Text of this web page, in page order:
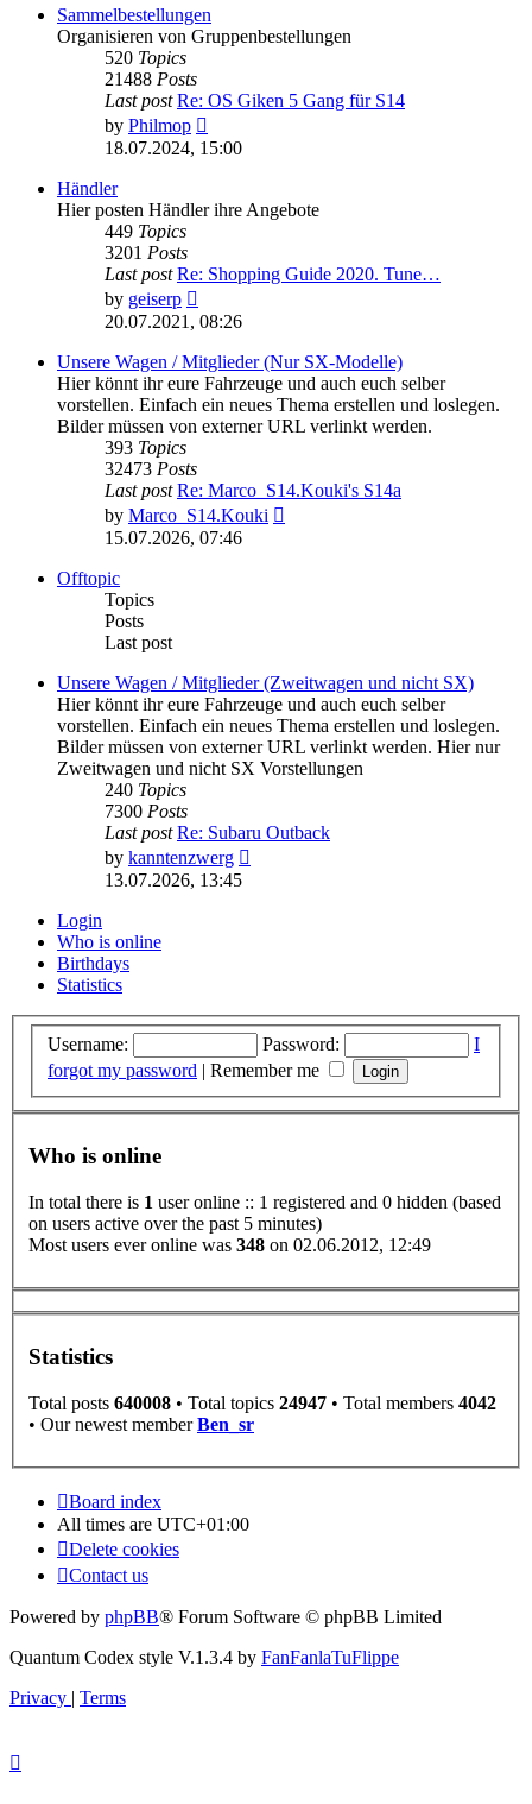
Sammelbestellungen
Organisieren von Gruppenbestellungen
520 Topics
21488 Posts
Last post Re: OS Giken 5 Gang für S14
by Philmop
the
18.07.2024, 15:00
Händler
Hier posten Händler ihre Angebote
449 Topics
3201 Posts
Last post Re: Shopping Guide 2020. Tune…
by geiserp
the
post
20.07.2021, 08:26
Unsere Wagen / Mitglieder (Nur SX-Modelle)
Hier könnt ihr eure Fahrzeuge und auch euch selber
vorstellen. Einfach ein neues Thema erstellen und loslegen.
Bilder müssen von externer URL verlinkt werden.
393 Topics
32473 Posts
Last post Re: Marco_S14.Kouki's S14a
by Marco_S14.Kouki
15.07.2026, 07:46
Offtopic
Topics
Posts
Last post
Unsere Wagen / Mitglieder (Zweitwagen und nicht SX)
Hier könnt ihr eure Fahrzeuge und auch euch selber
vorstellen. Einfach ein neues Thema erstellen und loslegen.
Bilder müssen von externer URL verlinkt werden. Hier nur
Zweitwagen und nicht SX Vorstellungen
240 Topics
7300 Posts
Last post Re: Subaru Outback
by kanntenzwerg
13.07.2026, 13:45
Login
Who is online
Birthdays
Statistics
Username: Password:
I
forgot my password | Remember me
Who is online
In total there is 1 user online :: 1 registered and 0 hidden (based
on users active over the past 5 minutes)
Most users ever online was 348 on 02.06.2012, 12:49
Statistics
Total posts 640008 • Total topics 24947 • Total members 4042
• Our newest memberBen_sr
Board index
All times are UTC+01:00
Delete cookies
Contact us
Powered by phpBB® Forum Software © phpBB Limited
Quantum Codex style V.1.3.4 by FanFanlaTuFlippe
Privacy | Terms